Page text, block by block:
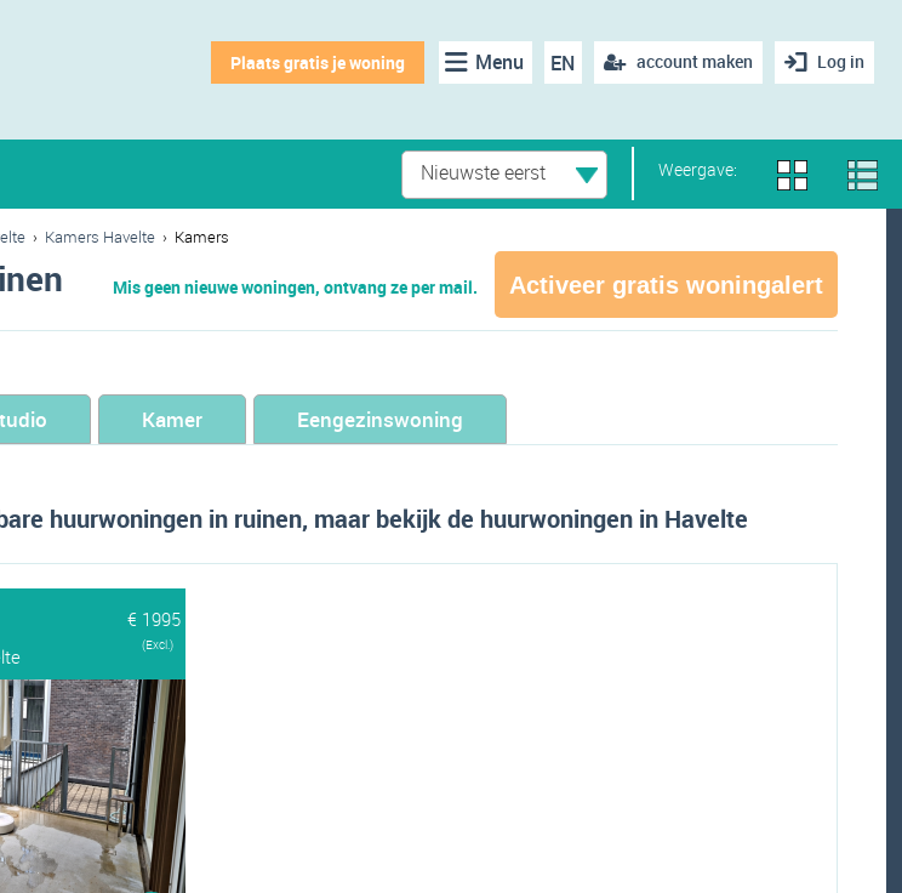
Log in
account maken
EN
Menu
Plaats gratis je woning
Weergave:
Nieuwste eerst
› Kamers Havelte › Kamers
Mis geen nieuwe woningen, ontvang ze per mail. Activeer gratis woningalert
Kamer Eengezinswoning
huurwoningen in ruinen, maar bekijk de huurwoningen in Havelte
€ 1995
(Excl.)